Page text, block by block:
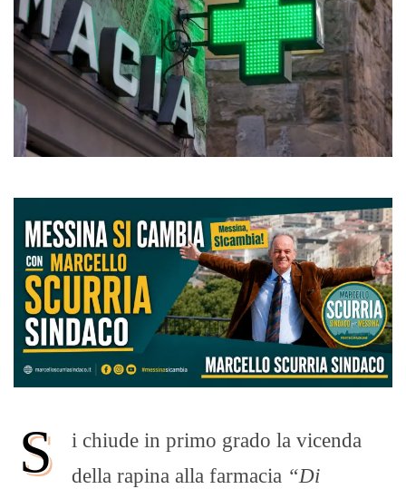
S
i chiude in primo grado la vicenda
della rapina alla farmacia “Di